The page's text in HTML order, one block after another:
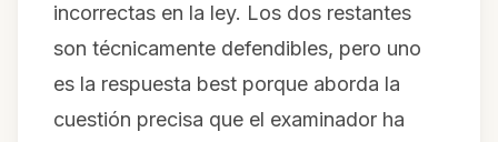
incorrectas en la ley. Los dos restantes
son técnicamente defendibles, pero uno
es la respuesta best porque aborda la
cuestión precisa que el examinador ha